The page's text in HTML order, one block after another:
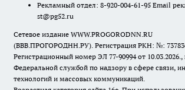
Рекламный отдел: 8-920-004-61-95 Email
st@pg52.ru
Сетевое издание WWW.PROGORODNN.RU
(ВВВ.ПРОГОРОДНН.РУ). Регистрация РКН: №:
Регистрационный номер ЭЛ 77-90994 от
Федеральной службой по надзору в сфере связи,
технологий и массовых коммуникаций.